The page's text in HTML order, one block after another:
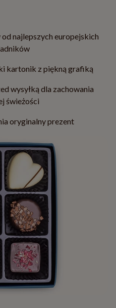
najlepszych europejskich
kartonik z piękną grafiką
wysyłką dla zachowania
świeżości
oryginalny prezent